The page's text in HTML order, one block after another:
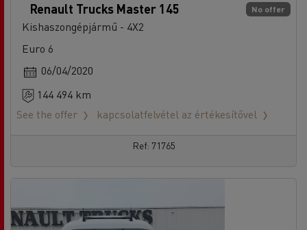
No offer
Renault Trucks Master 145
Kishaszongépjármű - 4X2
Euro 6
06/04/2020
144 494 km
See the offer
kapcsolatfelvétel az értékesítővel
Ref: 71765